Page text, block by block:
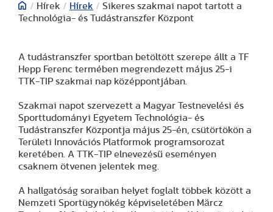
/ Hírek / Hírek / Sikeres szakmai napot tartott a
Technológia- és Tudástranszfer Központ
A tudástranszfer sportban betöltött szerepe állt a TF
Hepp Ferenc termében megrendezett május 25-i
TTK-TIP szakmai nap középpontjában.
Szakmai napot szervezett a Magyar Testnevelési és
Sporttudományi Egyetem Technológia- és
Tudástranszfer Központja május 25-én, csütörtökön a
Területi Innovációs Platformok programsorozat
keretében. A TTK-TIP elnevezésű eseményen
csaknem ötvenen jelentek meg.
A hallgatóság soraiban helyet foglalt többek között a
Nemzeti Sportügynökég képviseletében Märcz